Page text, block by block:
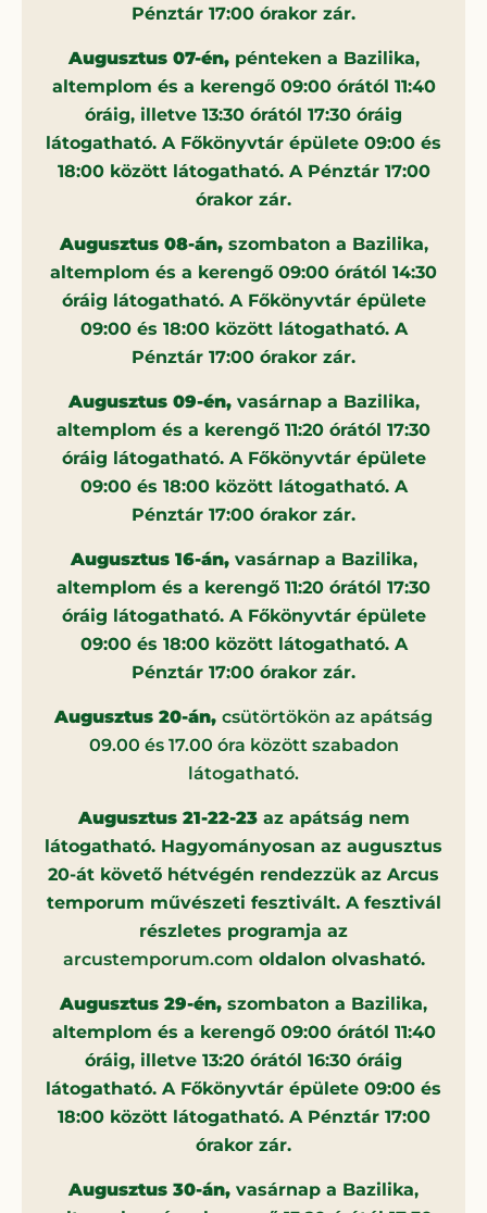
Pénztár 17:00 órakor zár.
Augusztus 07-én, pénteken a Bazilika,
altemplom és a kerengő 09:00 órától 11:40
óráig, illetve 13:30 órától 17:30 óráig
látogatható. A Főkönyvtár épülete 09:00 és
18:00 között látogatható. A Pénztár 17:00
órakor zár.
Augusztus 08-án, szombaton a Bazilika,
altemplom és a kerengő 09:00 órától 14:30
óráig látogatható. A Főkönyvtár épülete
09:00 és 18:00 között látogatható. A
Pénztár 17:00 órakor zár.
Augusztus 09-én, vasárnap a Bazilika,
altemplom és a kerengő 11:20 órától 17:30
óráig látogatható. A Főkönyvtár épülete
09:00 és 18:00 között látogatható. A
Pénztár 17:00 órakor zár.
Augusztus 16-án, vasárnap a Bazilika,
altemplom és a kerengő 11:20 órától 17:30
óráig látogatható. A Főkönyvtár épülete
09:00 és 18:00 között látogatható. A
Pénztár 17:00 órakor zár.
Augusztus 20-án, csütörtökön az apátság
09.00 és 17.00 óra között szabadon
látogatható.
Augusztus 21-22-23 az apátság nem
látogatható. Hagyományosan az augusztus
20-át követő hétvégén rendezzük az Arcus
temporum művészeti fesztivált. A fesztivál
részletes programja az
arcustemporum.com oldalon olvasható.
Augusztus 29-én, szombaton a Bazilika,
altemplom és a kerengő 09:00 órától 11:40
óráig, illetve 13:20 órától 16:30 óráig
látogatható. A Főkönyvtár épülete 09:00 és
18:00 között látogatható. A Pénztár 17:00
órakor zár.
Augusztus 30-án, vasárnap a Bazilika,